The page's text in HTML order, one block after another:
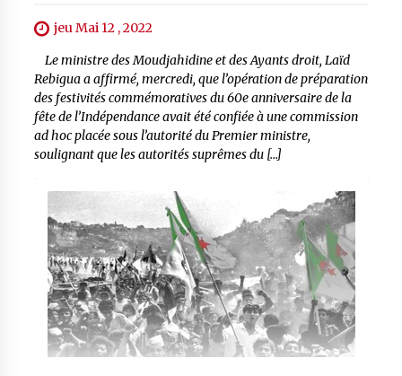
jeu Mai 12 , 2022
Le ministre des Moudjahidine et des Ayants droit, Laïd
Rebigua a affirmé, mercredi, que l’opération de préparation
des festivités commémoratives du 60e anniversaire de la
fête de l’Indépendance avait été confiée à une commission
ad hoc placée sous l’autorité du Premier ministre,
soulignant que les autorités suprêmes du […]